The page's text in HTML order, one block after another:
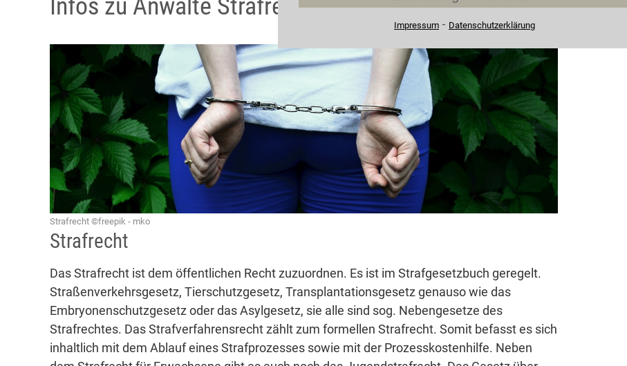
Infos zu Anwälte Strafrecht in Erwitte
Strafrecht ©freepik - mko
Strafrecht
Das Strafrecht ist dem öffentlichen Recht zuzuordnen. Es ist im Strafgesetzbuch geregelt.
Straßenverkehrsgesetz, Tierschutzgesetz, Transplantationsgesetz genauso wie das
Embryonenschutzgesetz oder das Asylgesetz, sie alle sind sog. Nebengesetze des
Strafrechtes. Das Strafverfahrensrecht zählt zum formellen Strafrecht. Somit befasst es sich
inhaltlich mit dem Ablauf eines Strafprozesses sowie mit der Prozesskostenhilfe. Neben
Impressum ⁃ Datenschutzerklärung